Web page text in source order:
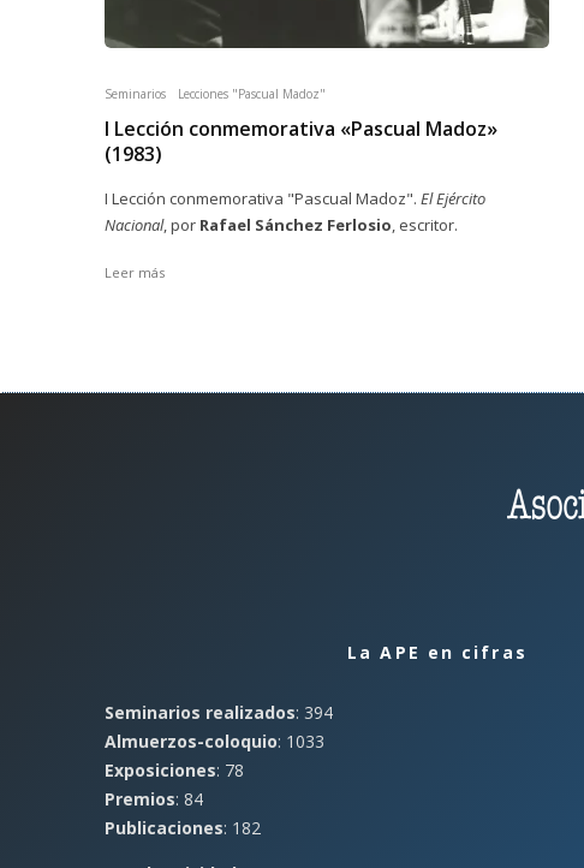
Seminarios Lecciones "Pascual Madoz"
I Lección conmemorativa «Pascual Madoz»
(1983)
I Lección conmemorativa "Pascual Madoz". El Ejército
Nacional, por Rafael Sánchez Ferlosio, escritor.
Leer más
La APE en cifras
Seminarios realizados: 394
Almuerzos-coloquio: 1033
Exposiciones: 78
Premios: 84
Publicaciones: 182